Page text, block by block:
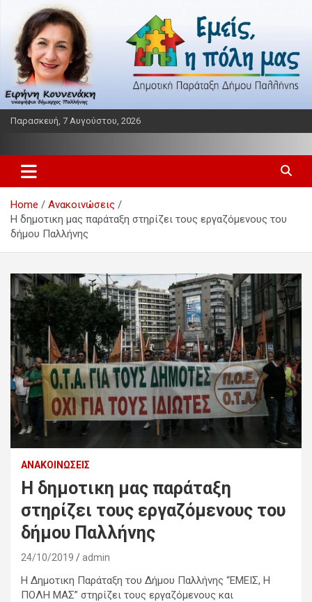
content
Παρασκευή, 7 Αυγούστου, 2026
Εμείς η πόλη μας
Home
Ανακοινώσεις
Η δημοτικη μας παράταξη στηρίζει τους εργαζόμενους του
δήμου Παλλήνης
ΑΝΑΚΟΙΝΏΣΕΙΣ
Η δημοτικη μας παράταξη
στηρίζει τους εργαζόμενους του
δήμου Παλλήνης
24/10/2019 admin
Η Δημοτικη Παράταξη του Δήμου Παλλήνης “ΕΜΕΙΣ, Η
ΠΟΛΗ ΜΑΣ” στηρίζει τους εργαζόμενους και